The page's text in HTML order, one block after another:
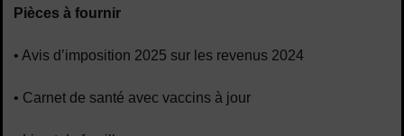
Pièces à fournir
• Avis d’imposition 2025 sur les revenus 2024
• Carnet de santé avec vaccins à jour